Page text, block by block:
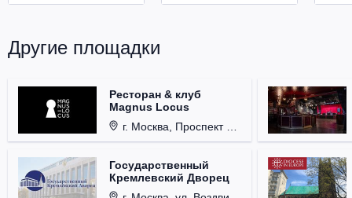
Другие площадки
Ресторан & клуб
Magnus Locus
г. Москва, Проспект Мира, д. 12, стр. 9.
Государственный
Кремлевский Дворец